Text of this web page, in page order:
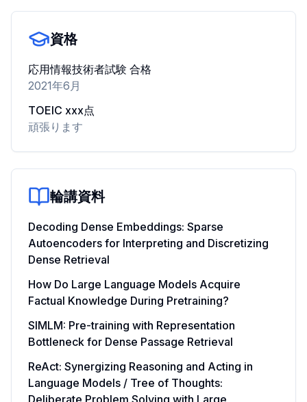
資格
応用情報技術者試験 合格
2021年6月
TOEIC xxx点
頑張ります
輪講資料
Decoding Dense Embeddings: Sparse
Autoencoders for Interpreting and Discretizing
Dense Retrieval
How Do Large Language Models Acquire
Factual Knowledge During Pretraining?
SIMLM: Pre-training with Representation
Bottleneck for Dense Passage Retrieval
ReAct: Synergizing Reasoning and Acting in
Language Models / Tree of Thoughts:
Deliberate Problem Solving with Large